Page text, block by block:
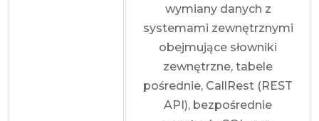
wymiany danych z
systemami zewnętrznymi
obejmujące słowniki
zewnętrzne, tabele
pośrednie, CallRest (REST
API), bezpośrednie